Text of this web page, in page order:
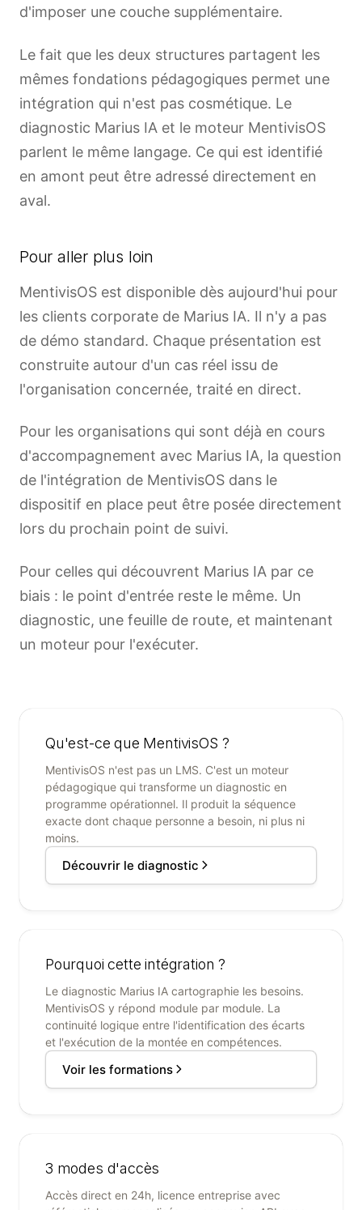
d'imposer une couche supplémentaire.
Le fait que les deux structures partagent les
mêmes fondations pédagogiques permet une
intégration qui n'est pas cosmétique. Le
diagnostic Marius IA et le moteur MentivisOS
parlent le même langage. Ce qui est identifié
en amont peut être adressé directement en
aval.
Pour aller plus loin
MentivisOS est disponible dès aujourd'hui pour
les clients corporate de Marius IA. Il n'y a pas
de démo standard. Chaque présentation est
construite autour d'un cas réel issu de
l'organisation concernée, traité en direct.
Pour les organisations qui sont déjà en cours
d'accompagnement avec Marius IA, la question
de l'intégration de MentivisOS dans le
dispositif en place peut être posée directement
lors du prochain point de suivi.
Pour celles qui découvrent Marius IA par ce
biais : le point d'entrée reste le même. Un
diagnostic, une feuille de route, et maintenant
un moteur pour l'exécuter.
Qu'est-ce que MentivisOS ?
MentivisOS n'est pas un LMS. C'est un moteur
pédagogique qui transforme un diagnostic en
programme opérationnel. Il produit la séquence
exacte dont chaque personne a besoin, ni plus ni
moins.
Découvrir le diagnostic
Pourquoi cette intégration ?
Le diagnostic Marius IA cartographie les besoins.
MentivisOS y répond module par module. La
continuité logique entre l'identification des écarts
et l'exécution de la montée en compétences.
Voir les formations
3 modes d'accès
Accès direct en 24h, licence entreprise avec